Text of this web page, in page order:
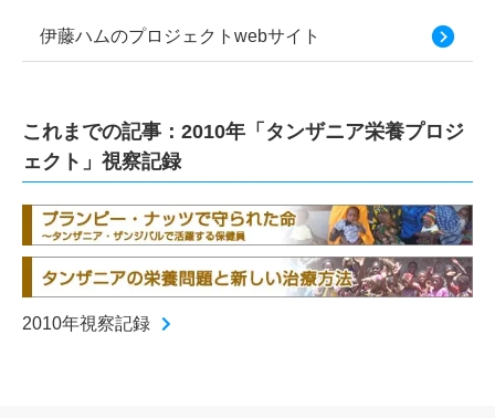
伊藤ハムのプロジェクトwebサイト
これまでの記事：2010年「タンザニア栄養プロジ
ェクト」視察記録
2010年視察記録